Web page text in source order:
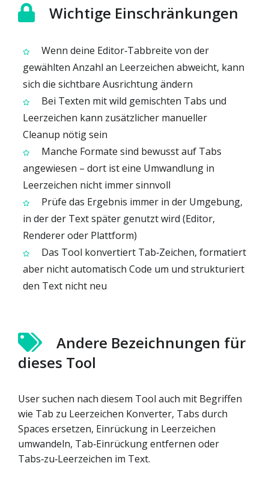
Wichtige Einschränkungen
Wenn deine Editor‑Tabbreite von der
gewählten Anzahl an Leerzeichen abweicht, kann
sich die sichtbare Ausrichtung ändern
Bei Texten mit wild gemischten Tabs und
Leerzeichen kann zusätzlicher manueller
Cleanup nötig sein
Manche Formate sind bewusst auf Tabs
angewiesen – dort ist eine Umwandlung in
Leerzeichen nicht immer sinnvoll
Prüfe das Ergebnis immer in der Umgebung,
in der der Text später genutzt wird (Editor,
Renderer oder Plattform)
Das Tool konvertiert Tab‑Zeichen, formatiert
aber nicht automatisch Code um und strukturiert
den Text nicht neu
Andere Bezeichnungen für
dieses Tool
User suchen nach diesem Tool auch mit Begriffen
wie Tab zu Leerzeichen Konverter, Tabs durch
Spaces ersetzen, Einrückung in Leerzeichen
umwandeln, Tab‑Einrückung entfernen oder
Tabs‑zu‑Leerzeichen im Text.